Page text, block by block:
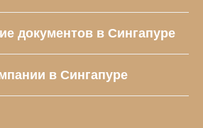
документов в Сингапуре
в Сингапуре